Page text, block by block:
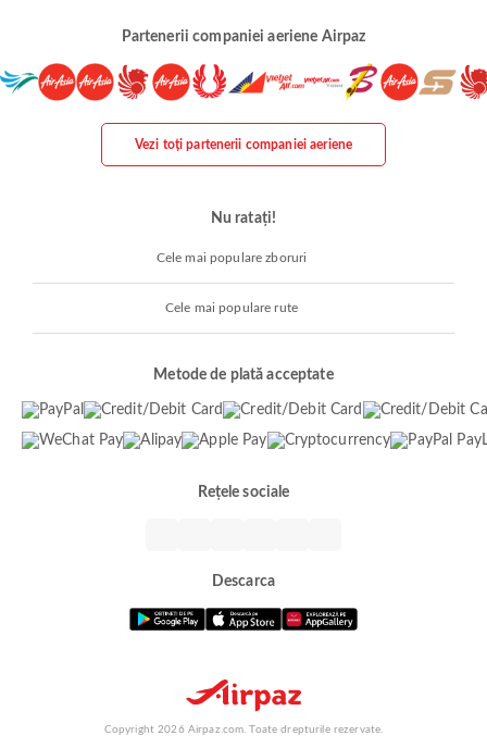
Partenerii companiei aeriene Airpaz
Vezi toți partenerii companiei aeriene
Nu ratați!
Cele mai populare zboruri
Cele mai populare rute
Metode de plată acceptate
Rețele sociale
Descarca
Copyright 2026 Airpaz.com. Toate drepturile rezervate.